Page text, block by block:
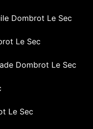
Dombrot Le Sec
Le Sec
Dombrot Le Sec
Le Sec